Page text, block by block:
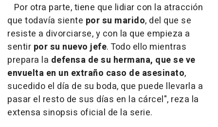
Por otra parte, tiene que lidiar con la atracción
que todavía siente por su marido, del que se
resiste a divorciarse, y con la que empieza a
sentir por su nuevo jefe. Todo ello mientras
prepara la defensa de su hermana, que se ve
envuelta en un extraño caso de asesinato,
sucedido el día de su boda, que puede llevarla a
pasar el resto de sus días en la cárcel", reza la
extensa sinopsis oficial de la serie.